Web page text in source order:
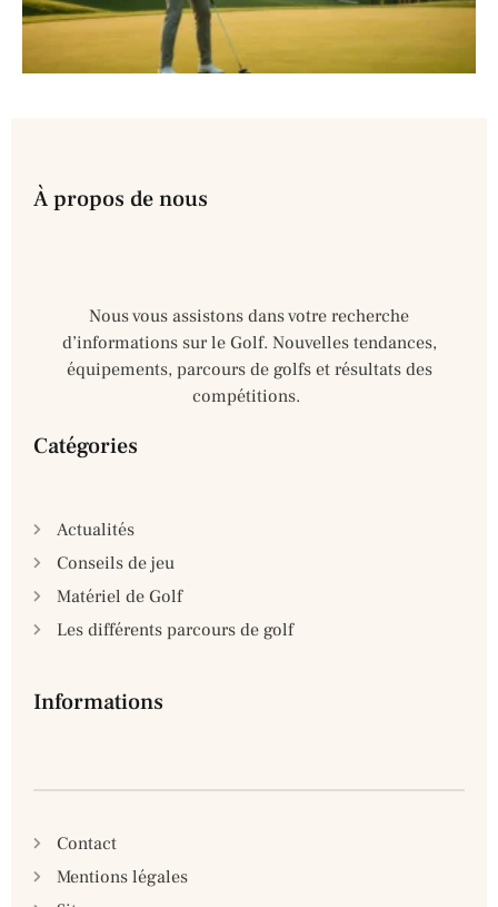
À propos de nous
Nous vous assistons dans votre recherche
d’informations sur le Golf. Nouvelles tendances,
équipements, parcours de golfs et résultats des
compétitions.
replica watchesbuilders professionals devoted.
Catégories
Actualités
Conseils de jeu
Matériel de Golf
Les différents parcours de golf
Informations
Contact
Mentions légales